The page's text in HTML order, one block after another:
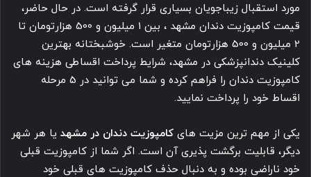
مورد استقبال زیباجویان بسیاری قرار گرفته است. در حال حاضر،
قیمت کامپوزیت دندان مشهد ، بین 1 میلیون و 500 هزارتومان تا
2 میلیون و 500 هزارتومان متغیر است. خوشبختانه بهترین
کلینیک دندانپزشکی در مشهد، شرایط پرداخت اقساطی هزینه های
کامپوزیت دندان را فراهم کرده و شما می توانید در 5 مرحله
اقساط خود را پرداخت نمایید.
یکی از مهم ترین مزیت های کامپوزیت دندان در مشهد یا هر شهر
دیگر، قابلیت برگشت پذیری آن است. اگر شما از کامپوزیت قبلی
خود ناراضی بوده و به دنبال حذف کامپوزیت های قبلی خود